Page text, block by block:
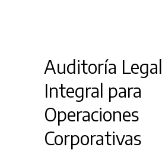
Auditoría Legal
Integral para
Operaciones
Corporativas